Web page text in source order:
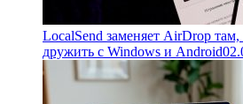
LocalSend заменяет AirDrop там,
дружить с Windows и Android